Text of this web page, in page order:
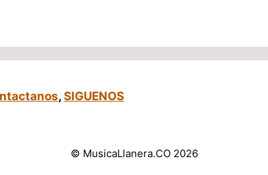
, SIGUENOS
© MusicaLlanera.CO 2026